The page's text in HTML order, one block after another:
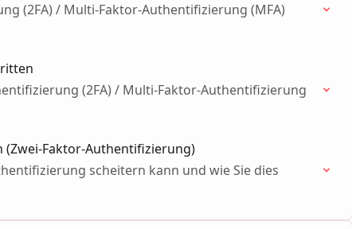
(2FA) / Multi-Faktor-Authentifizierung (MFA)
(2FA) / Multi-Faktor-Authentifizierung
(Zwei-Faktor-Authentifizierung)
scheitern kann und wie Sie dies